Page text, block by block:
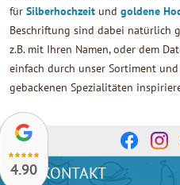
für Silberhochzeit und goldene
Beschriftung sind dabei natürlich
z.B. mit Ihren Namen, oder dem
einfach durch unser Sortiment
gebackenen Spezialitäten
4.90 KONTAKT